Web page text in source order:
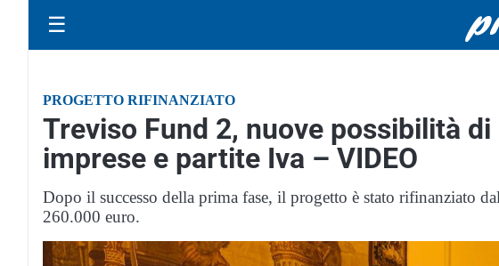
☰
PROGETTO RIFINANZIATO
Treviso Fund 2, nuove possibilità
imprese e partite Iva – VIDEO
Dopo il successo della prima fase, il progetto è stato rifinanziato
260.000 euro.